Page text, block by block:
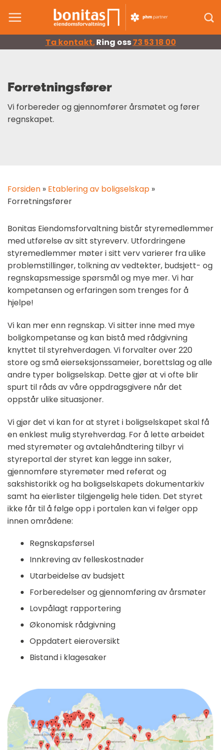
Ta kontakt.Ring oss73 53 18 00
Forretningsfører
Vi forbereder og gjennomfører årsmøtet og fører
regnskapet.
Forsiden » Etablering av boligselskap »
Forretningsfører
Bonitas Eiendomsforvaltning bistår styremedlemmer
med utførelse av sitt styreverv. Utfordringene
styremedlemmer møter i sitt verv varierer fra ulike
problemstillinger, tolkning av vedtekter, budsjett- og
regnskapsmessige spørsmål og mye mer. Vi har
kompetansen og erfaringen som trenges for å
hjelpe!
Vi kan mer enn regnskap. Vi sitter inne med mye
boligkompetanse og kan bistå med rådgivning
knyttet til styrehverdagen. Vi forvalter over 220
store og små eierseksjonssameier, borettslag og alle
andre typer boligselskap. Dette gjør at vi ofte blir
spurt til råds av våre oppdragsgivere når det
oppstår ulike situasjoner.
Vi gjør det vi kan for at styret i boligselskapet skal få
en enklest mulig styrehverdag. For å lette arbeidet
med styremøter og avtalehåndtering tilbyr vi
styreportal der styret kan legge inn saker,
gjennomføre styremøter med referat og
sakshistorikk og ha boligselskapets dokumentarkiv
samt ha eierlister tilgjengelig hele tiden. Det styret
ikke får til å følge opp i portalen kan vi følger opp
innen områdene:
Regnskapsførsel
Innkreving av felleskostnader
Utarbeidelse av budsjett
Forberedelser og gjennomføring av årsmøter
Lovpålagt rapportering
Økonomisk rådgivning
Oppdatert eieroversikt
Bistand i klagesaker